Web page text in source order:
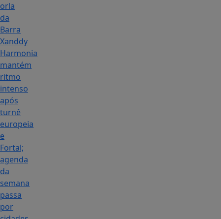
orla
da
Barra
Xanddy
Harmonia
mantém
ritmo
intenso
após
turnê
europeia
e
Fortal;
agenda
da
semana
passa
por